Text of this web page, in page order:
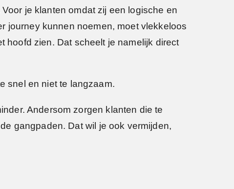
je klanten omdat zij een logische en
journey kunnen noemen, moet vlekkeloos
hoofd zien. Dat scheelt je namelijk direct
snel en niet te langzaam.
Andersom zorgen klanten die te
gangpaden. Dat wil je ook vermijden,